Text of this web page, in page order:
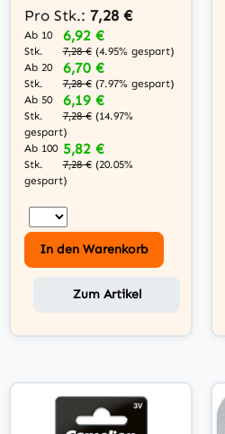
Pro Stk.: 7,28 €
Ab 10
Stk.
6,92 €
7,28 € (4.95% gespart)
Ab 20
Stk.
6,70 €
7,28 € (7.97% gespart)
Ab 50
Stk.
6,19 €
7,28 € (14.97%
gespart)
Ab 100
Stk.
5,82 €
7,28 € (20.05%
gespart)
In den Warenkorb
Zum Artikel